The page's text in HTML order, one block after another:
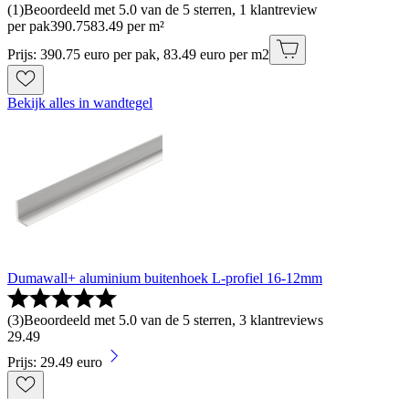
(1)Beoordeeld met 5.0 van de 5 sterren, 1 klantreview
per pak390.7583.49 per m²
Prijs: 390.75 euro per pak, 83.49 euro per m2
Bekijk alles in wandtegel
Dumawall+ aluminium buitenhoek L-profiel 16-12mm
(3)Beoordeeld met 5.0 van de 5 sterren, 3 klantreviews
29.49
Prijs: 29.49 euro